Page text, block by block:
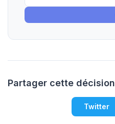
Partager cette décision
Twitter